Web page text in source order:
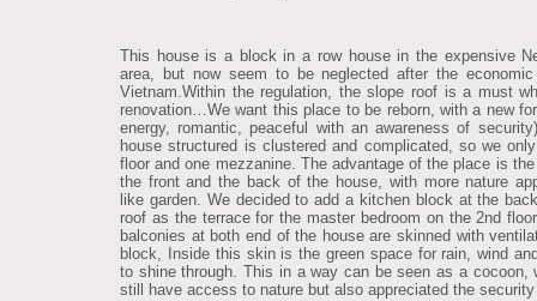
This house is a block in a row house in the expensive
area, but now seem to be neglected after the
Vietnam.Within the regulation, the slope roof is a must
renovation…We want this place to be reborn, with a new
energy, romantic, peaceful with an awareness of
house structured is clustered and complicated, so we
floor and one mezzanine. The advantage of the place is
the front and the back of the house, with more nature
like garden. We decided to add a kitchen block at the
roof as the terrace for the master bedroom on the 2nd
balconies at both end of the house are skinned with
block, Inside this skin is the green space for rain, wind
to shine through. This in a way can be seen as a cocoon,
still have access to nature but also appreciated the